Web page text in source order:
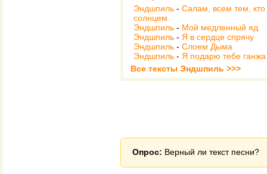
Эндшпиль - Салам, всем тем,
солнцем
Эндшпиль - Мой медленный яд
Эндшпиль - Я в сердце спрячу
Эндшпиль - Слоем Дыма
Эндшпиль - Я подарю тебе ганжа
Все тексты Эндшпиль >>>
Опрос: Верный ли текст песни?